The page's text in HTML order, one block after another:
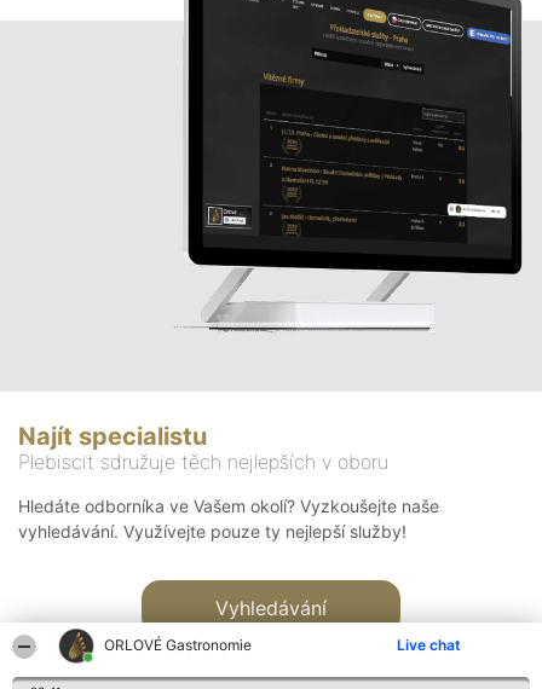
ORLOVÉ Gastronomie Live chat
Najít specialistu
Plebiscit sdružuje těch nejlepších v oboru
Hledáte odborníka ve Vašem okolí? Vyzkoušejte naše
vyhledávání. Využívejte pouze ty nejlepší služby!
Vyhledávání